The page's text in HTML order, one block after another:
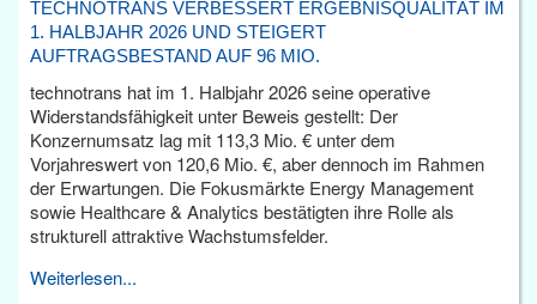
TECHNOTRANS VERBESSERT ERGEBNISQUALITÄT IM
1. HALBJAHR 2026 UND STEIGERT
AUFTRAGSBESTAND AUF 96 MIO.
technotrans hat im 1. Halbjahr 2026 seine operative
Widerstandsfähigkeit unter Beweis gestellt: Der
Konzernumsatz lag mit 113,3 Mio. € unter dem
Vorjahreswert von 120,6 Mio. €, aber dennoch im Rahmen
der Erwartungen. Die Fokusmärkte Energy Management
sowie Healthcare & Analytics bestätigten ihre Rolle als
strukturell attraktive Wachstumsfelder.
Weiterlesen...